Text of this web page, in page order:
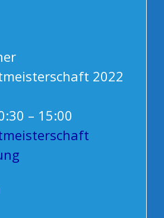
2022
– 15:00